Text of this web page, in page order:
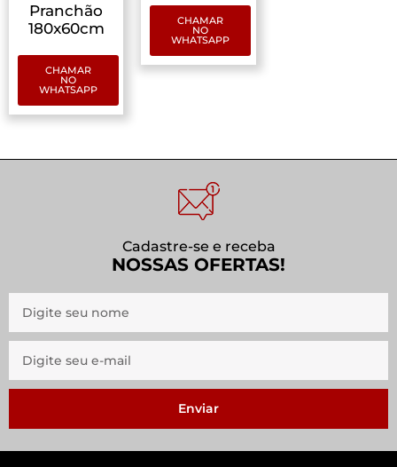
Pranchão
180x60cm
CHAMAR
NO
WHATSAPP
CHAMAR
NO
WHATSAPP
Cadastre-se e receba
NOSSAS OFERTAS!
Enviar